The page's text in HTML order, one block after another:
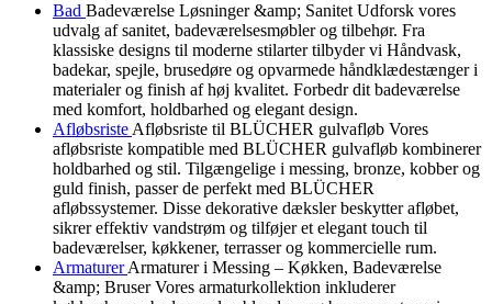
Bad Badeværelse Løsninger &amp; Sanitet Udforsk vores
udvalg af sanitet, badeværelsesmøbler og tilbehør. Fra
klassiske designs til moderne stilarter tilbyder vi Håndvask,
badekar, spejle, brusedøre og opvarmede håndklædestænger i
materialer og finish af høj kvalitet. Forbedr dit badeværelse
med komfort, holdbarhed og elegant design.
Afløbsriste Afløbsriste til BLÜCHER gulvafløb Vores
afløbsriste kompatible med BLÜCHER gulvafløb kombinerer
holdbarhed og stil. Tilgængelige i messing, bronze, kobber og
guld finish, passer de perfekt med BLÜCHER
afløbssystemer. Disse dekorative dæksler beskytter afløbet,
sikrer effektiv vandstrøm og tilføjer et elegant touch til
badeværelser, køkkener, terrasser og kommercielle rum.
ArmaturerArmaturer i Messing – Køkken, Badeværelse
&amp; Bruser Vores armaturkollektion inkluderer